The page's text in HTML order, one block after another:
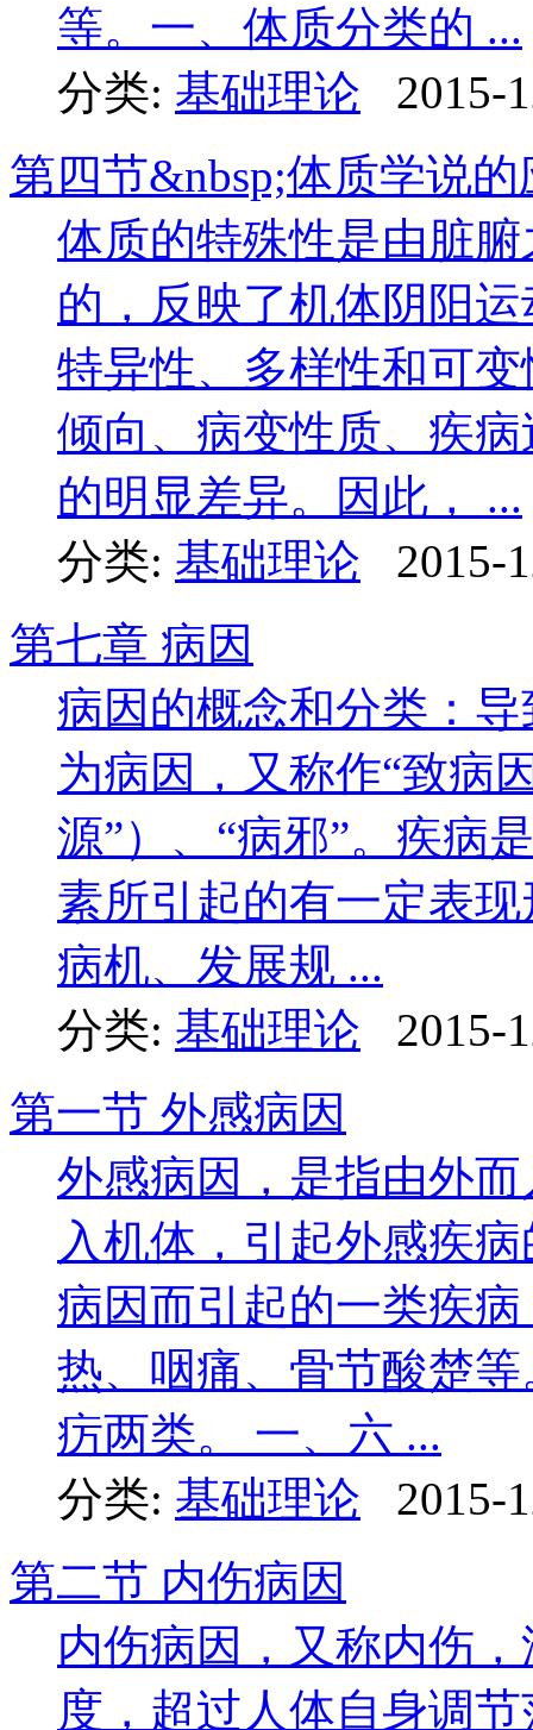
等。一、体质分类的 ...
分类: 基础理论
2015-
第四节&nbsp;体质学说的
体质的特殊性是由脏
的，反映了机体阴阳
特异性、多样性和可
倾向、病变性质、疾
的明显差异。因此， ...
分类: 基础理论
2015-
第七章 病因
病因的概念和分类：
为病因，又称作“致病
源”）、“病邪”。疾病
素所引起的有一定表
病机、发展规 ...
分类: 基础理论
2015-
第一节 外感病因
外感病因，是指由外
入机体，引起外感疾
病因而引起的一类疾
热、咽痛、骨节酸楚
疠两类。 一、六 ...
分类: 基础理论
2015-
第二节 内伤病因
内伤病因，又称内伤
度，超过人体自身调